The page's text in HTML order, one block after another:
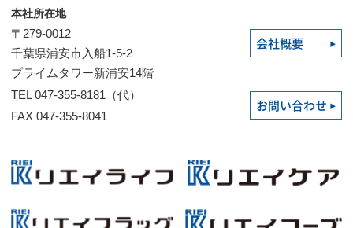
本社所在地
〒279-0012
千葉県浦安市入船1-5-2
プライムタワー新浦安14階
会社概要
TEL 047-355-8181（代）
FAX 047-355-8041
お問い合わせ